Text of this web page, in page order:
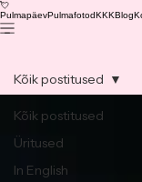
💘
PulmapäevPulmafotodKKKBlog
Kõik postitused
Üritused
In English
Kõik postitused